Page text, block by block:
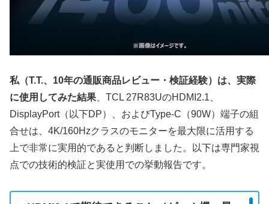
私（T.T.、10年の通販商品レビュー・検証経験）は、実際
に使用してみた結果、TCL 27R83UのHDMI2.1、
DisplayPort（以下DP）、およびType-C（90W）端子の組
合せは、4K/160Hzクラスのモニターを最大限に活用する
上で非常に実用的であると判断しました。以下は専門家視
点での技術的検証と実使用での挙動報告です。